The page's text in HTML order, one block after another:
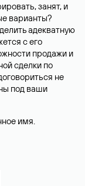
занят, и
варианты?
адекватную
с его
продажи и
сделки по
не
под ваши
имя.